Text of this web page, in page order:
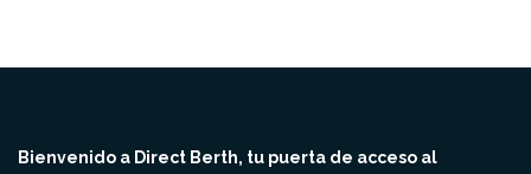
Bienvenido a Direct Berth, tu puerta de acceso al